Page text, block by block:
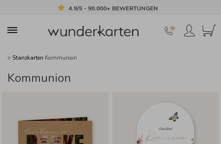
4.9/5 - 90.000+ BEWERTUNGEN
> Stanzkarten Kommunion
Kommunion